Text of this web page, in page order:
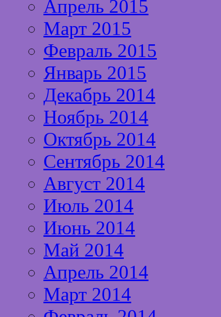
Апрель 2015
Март 2015
Февраль 2015
Январь 2015
Декабрь 2014
Ноябрь 2014
Октябрь 2014
Сентябрь 2014
Август 2014
Июль 2014
Июнь 2014
Май 2014
Апрель 2014
Март 2014